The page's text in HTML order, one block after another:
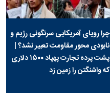
چرا رویای آمریکایی سرنگونی رژیم و
نابودی محور مقاومت تعبیر نشد؟ |
پشت پرده تجارت پهپاد‌ ۱۵۰۰ دلاری
که واشنگتن را زمین زد